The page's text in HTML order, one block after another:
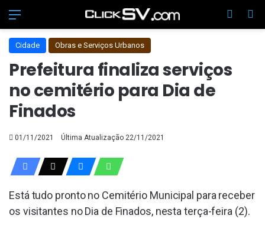
Menu
Cidade Obras e Serviços Urbanos
Prefeitura finaliza serviços
no cemitério para Dia de
Finados
01/11/2021 Última Atualização 22/11/2021
Está tudo pronto no Cemitério Municipal para receber
os visitantes no Dia de Finados, nesta terça-feira (2).